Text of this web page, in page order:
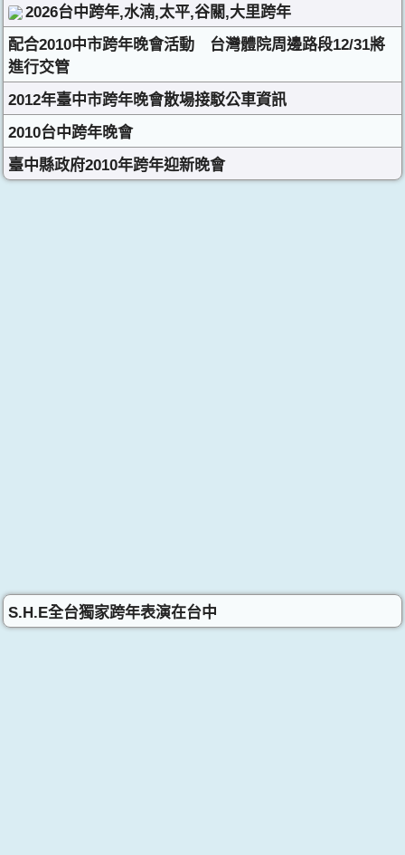
2026台中跨年,水湳,太平,谷關,大里跨年
配合2010中市跨年晚會活動 台灣體院周邊路段12/31將
進行交管
2012年臺中市跨年晚會散場接駁公車資訊
2010台中跨年晚會
臺中縣政府2010年跨年迎新晚會
S.H.E全台獨家跨年表演在台中